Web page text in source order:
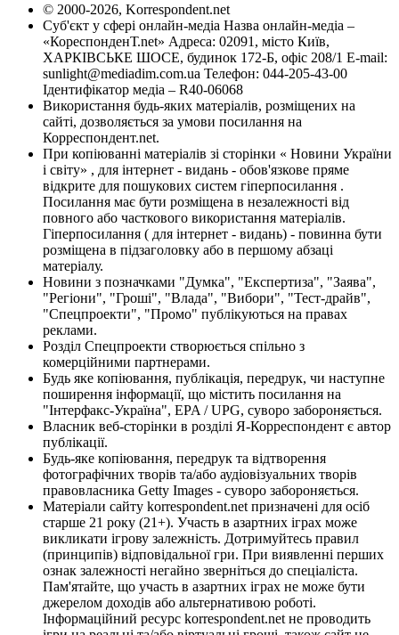
© 2000-2026, Korrespondent.net
Суб'єкт у сфері онлайн-медіа Назва онлайн-медіа –
«КореспонденТ.net» Адреса: 02091, місто Київ,
ХАРКІВСЬКЕ ШОСЕ, будинок 172-Б, офіс 208/1 E-mail:
sunlight@mediadim.com.ua Телефон: 044-205-43-00
Ідентифікатор медіа – R40-06068
Використання будь-яких матеріалів, розміщених на
сайті, дозволяється за умови посилання на
Корреспондент.net.
При копіюванні матеріалів зі сторінки « Новини України
і світу» , для інтернет - видань - обов'язкове пряме
відкрите для пошукових систем гіперпосилання .
Посилання має бути розміщена в незалежності від
повного або часткового використання матеріалів.
Гіперпосилання ( для інтернет - видань) - повинна бути
розміщена в підзаголовку або в першому абзаці
матеріалу.
Новини з позначками "Думка", "Експертиза", "Заява",
"Регіони", "Гроші", "Влада", "Вибори", "Тест-драйв",
"Спецпроекти", "Промо" публікуються на правах
реклами.
Розділ Спецпроекти створюється спільно з
комерційними партнерами.
Будь яке копіювання, публікація, передрук, чи наступне
поширення інформації, що містить посилання на
"Інтерфакс-Україна", EPA / UPG, суворо забороняється.
Власник веб-сторінки в розділі Я-Корреспондент є автор
публікації.
Будь-яке копіювання, передрук та відтворення
фотографічних творів та/або аудіовізуальних творів
правовласника Getty Images - суворо забороняється.
Матеріали сайту korrespondent.net призначені для осіб
старше 21 року (21+). Участь в азартних іграх може
викликати ігрову залежність. Дотримуйтесь правил
(принципів) відповідальної гри. При виявленні перших
ознак залежності негайно зверніться до спеціаліста.
Пам'ятайте, що участь в азартних іграх не може бути
джерелом доходів або альтернативою роботі.
Інформаційний ресурс korrespondent.net не проводить